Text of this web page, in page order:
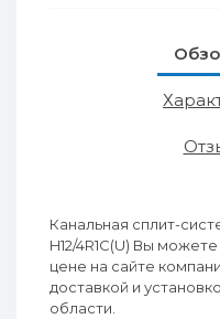
Канальная сплит-
H12/4R1С(U) Вы
цене на сайте
доставкой и
области.